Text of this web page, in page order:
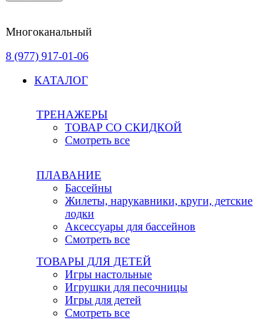
Многоканальный
8 (977) 917-01-06
КАТАЛОГ
ТРЕНАЖЕРЫ
ТОВАР СО СКИДКОЙ
Смотреть все
ПЛАВАНИЕ
Бассейны
Жилеты, нарукавники, круги, детские
лодки
Аксессуары для бассейнов
Смотреть все
ТОВАРЫ ДЛЯ ДЕТЕЙ
Игры настольные
Игрушки для песочницы
Игры для детей
Смотреть все